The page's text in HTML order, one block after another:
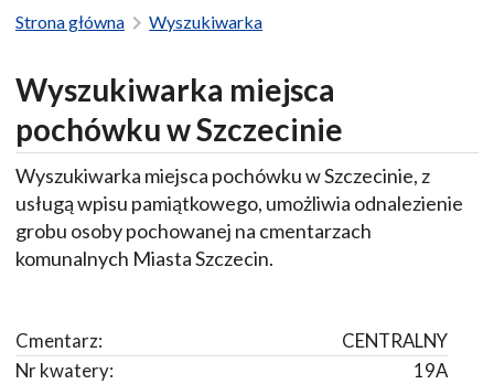
Strona główna Wyszukiwarka
Wyszukiwarka miejsca
pochówku w Szczecinie
Wyszukiwarka miejsca pochówku w Szczecinie, z
usługą wpisu pamiątkowego, umożliwia odnalezienie
grobu osoby pochowanej na cmentarzach
komunalnych Miasta Szczecin.
CENTRALNY
Cmentarz:
19A
Nr kwatery: